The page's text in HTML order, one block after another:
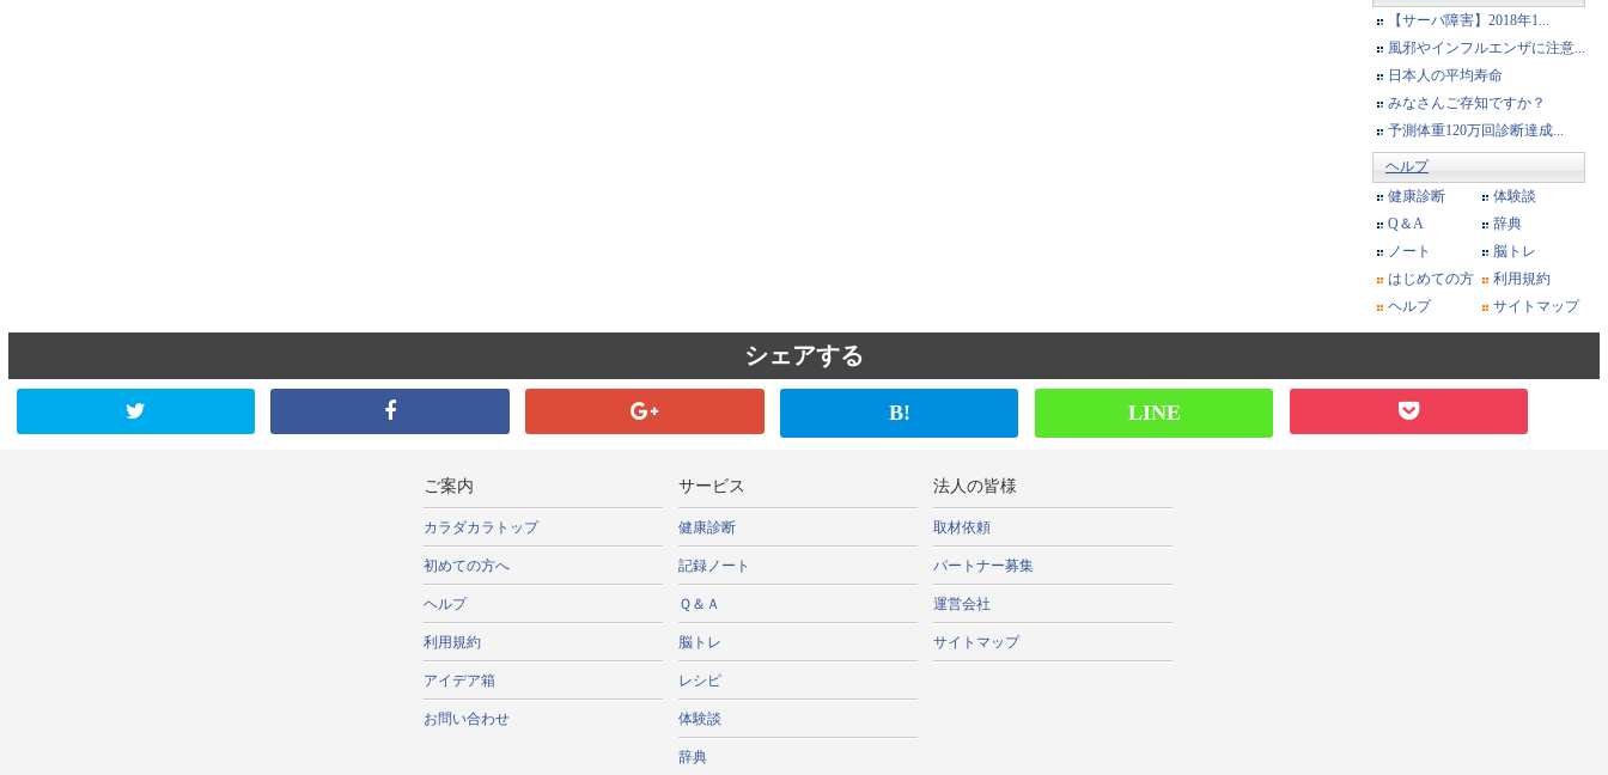
【サーバ障害】2018年1...
風邪やインフルエンザに注意...
日本人の平均寿命
みなさんご存知ですか？
予測体重120万回診断達成...
ヘルプ
健康診断
体験談
Q＆A
辞典
ノート
脳トレ
はじめての方
利用規約
ヘルプ
サイトマップ
シェアする
B! LINE
ご案内
カラダカラトップ
初めての方へ
ヘルプ
利用規約
アイデア箱
お問い合わせ
サービス
健康診断
記録ノート
Ｑ＆Ａ
脳トレ
レシピ
体験談
辞典
法人の皆様
取材依頼
パートナー募集
運営会社
サイトマップ